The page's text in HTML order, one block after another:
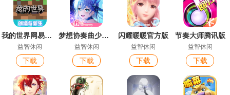
我的世界网易版手游
益智休闲
下载
梦想协奏曲少女乐团派对最新版
益智休闲
下载
闪耀暖暖官方版
益智休闲
下载
节奏大师腾讯版
益智休闲
下载